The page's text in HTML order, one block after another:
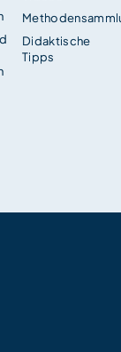
Didaktische
Tipps